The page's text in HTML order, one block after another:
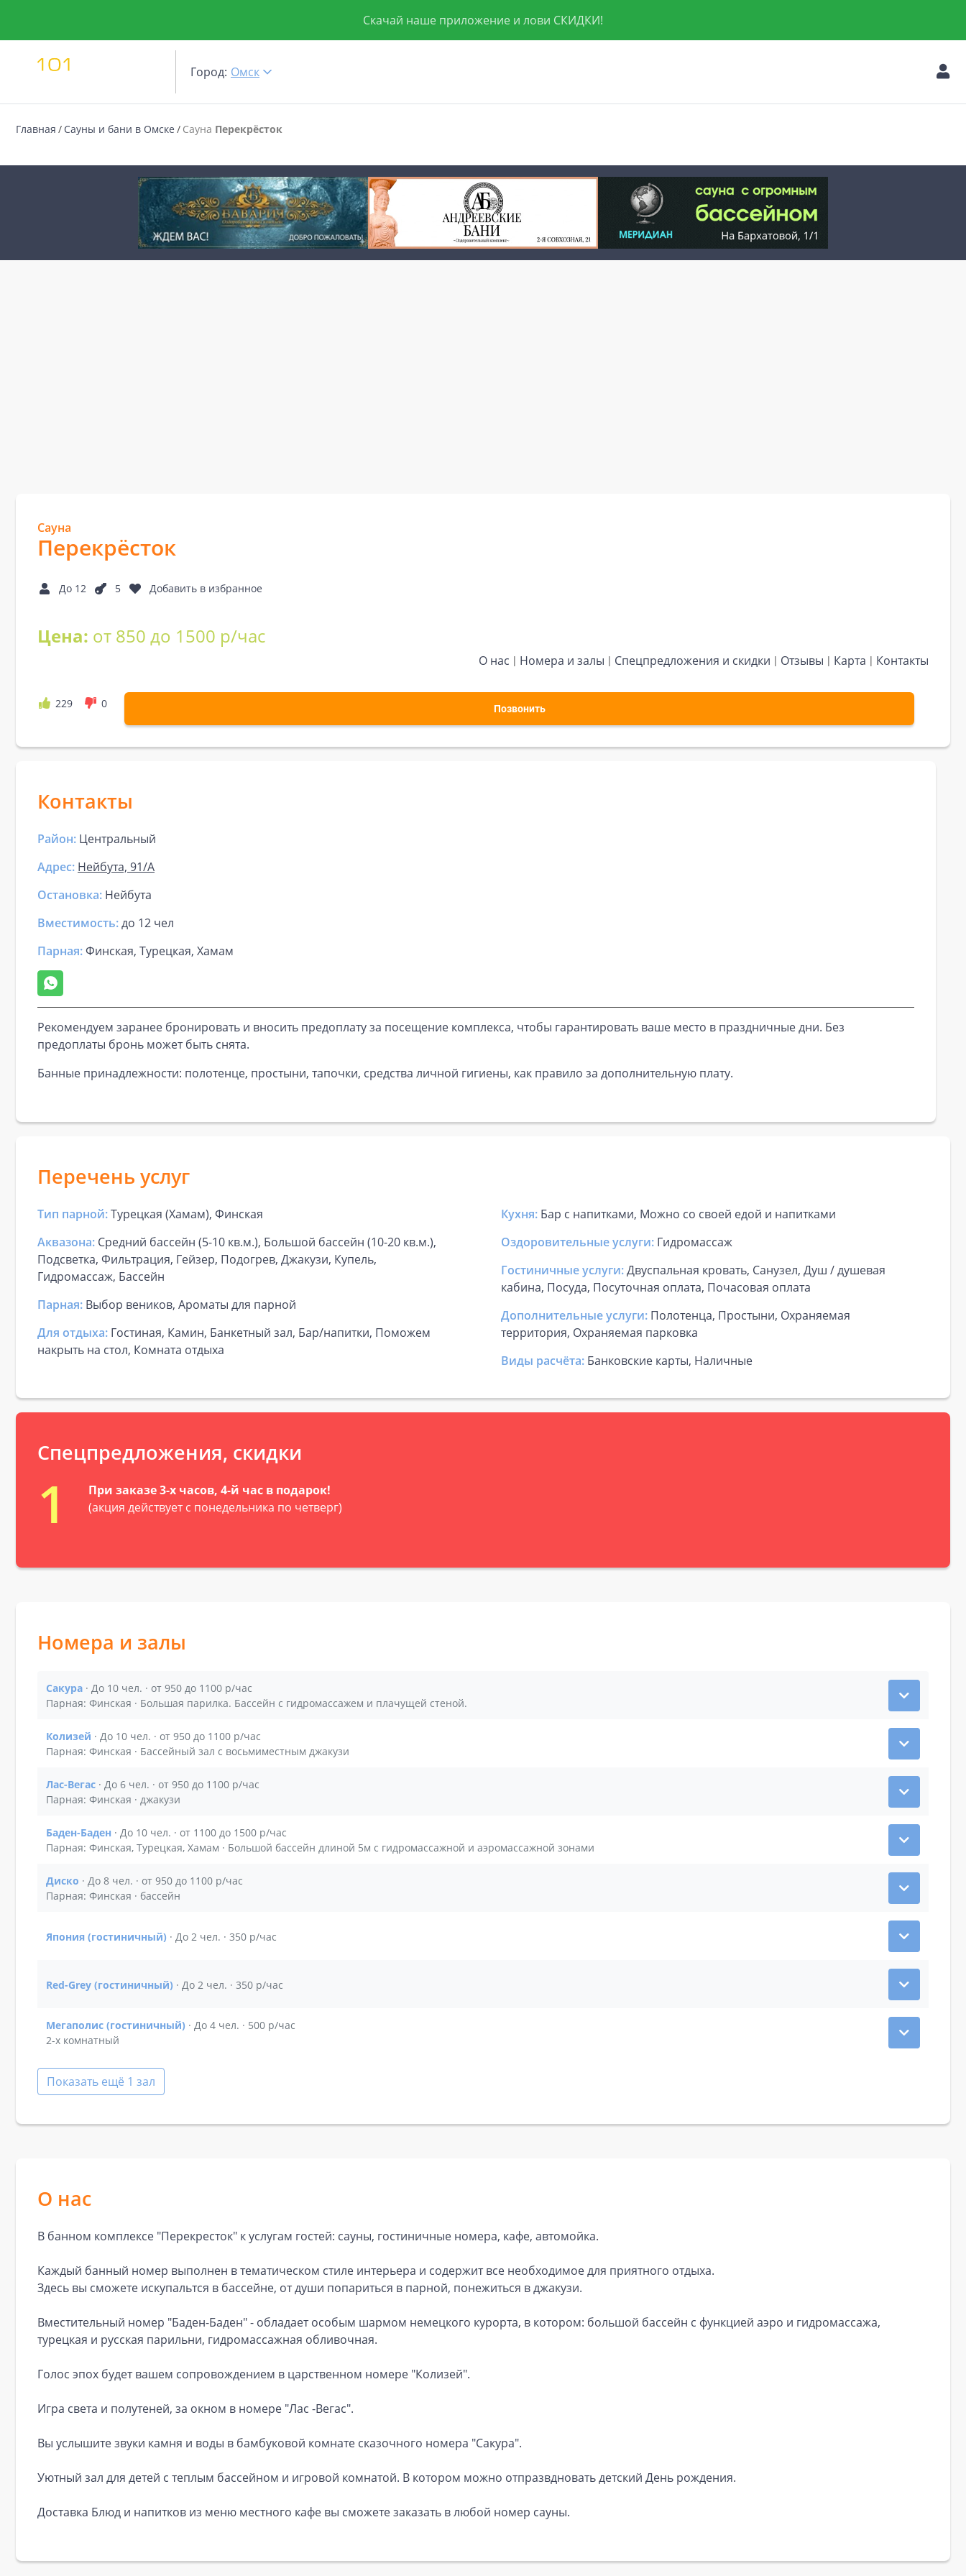
Скачай наше приложение и лови СКИДКИ!
Город: Омск
Главная Сауны и бани в Омске Сауна Перекрёсток
Сауна
Перекрёсток
До 12 5 Добавить в избранное
Цена: от 850 до 1500 р/час
О нас Номера и залы Спецпредложения и скидки Отзывы Карта Контакты
229 0 Позвонить
Контакты
Район: Центральный
Адрес: Нейбута, 91/А
Остановка: Нейбута
Вместимость:до 12 чел
Парная:Финская, Турецкая, Хамам
Рекомендуем заранее бронировать и вносить предоплату за посещение комплекса, чтобы гарантировать ваше место в праздничные дни. Без
предоплаты бронь может быть снята.
Банные принадлежности: полотенце, простыни, тапочки, средства личной гигиены, как правило за дополнительную плату.
Перечень услуг
Тип парной:Турецкая (Хамам), Финская
Аквазона: Средний бассейн (5-10 кв.м.), Большой бассейн (10-20 кв.м.),
Подсветка, Фильтрация, Гейзер, Подогрев, Джакузи, Купель,
Гидромассаж, Бассейн
Парная: Выбор веников, Ароматы для парной
Для отдыха: Гостиная, Камин, Банкетный зал, Бар/напитки, Поможем
накрыть на стол, Комната отдыха
Кухня: Бар с напитками, Можно со своей едой и напитками
Оздоровительные услуги: Гидромассаж
Гостиничные услуги:Двуспальная кровать, Санузел, Душ / душевая
кабина, Посуда, Посуточная оплата, Почасовая оплата
Дополнительные услуги: Полотенца, Простыни, Охраняемая
территория, Охраняемая парковка
Виды расчёта: Банковские карты, Наличные
Спецпредложения, скидки
1
При заказе 3-х часов, 4-й час в подарок!
(акция действует с понедельника по четверг)
Номера и залы
Сакура · До 10 чел. · от 950 до 1100 р/час
Парная: Финская · Большая парилка. Бассейн с гидромассажем и плачущей стеной.
Показать подробности зала Сакура
Колизей · До 10 чел. · от 950 до 1100 р/час
Парная: Финская · Бассейный зал с восьмиместным джакузи
Показать подробности зала Колизей
Лас-Вегас · До 6 чел. · от 950 до 1100 р/час
Парная: Финская · джакузи
Показать подробности зала Лас-Вегас
Баден-Баден · До 10 чел. · от 1100 до 1500 р/час
Парная: Финская, Турецкая, Хамам · Большой бассейн длиной 5м с гидромассажной и аэромассажной зонами
Показать подробности зала Баден-Баден
Диско · До 8 чел. · от 950 до 1100 р/час
Парная: Финская · бассейн
Показать подробности зала Диско
Япония (гостиничный) · До 2 чел. · 350 р/час
Показать подробности зала Япония (гостиничный)
Red-Grey (гостиничный) · До 2 чел. · 350 р/час
Показать подробности зала Red-Grey (гостиничный)
Мегаполис (гостиничный) · До 4 чел. · 500 р/час
2-х комнатный
Показать подробности зала Мегаполис (гостиничный)
Показать ещё 1 зал
О нас
В банном комплексе "Перекресток" к услугам гостей: сауны, гостиничные номера, кафе, автомойка.
Каждый банный номер выполнен в тематическом стиле интерьера и содержит все необходимое для приятного отдыха.
Здесь вы сможете искупальтся в бассейне, от души попариться в парной, понежиться в джакузи.
Вместительный номер "Баден-Баден" - обладает особым шармом немецкого курорта, в котором: большой бассейн с функцией аэро и гидромассажа,
турецкая и русская парильни, гидромассажная обливочная.
Голос эпох будет вашем сопровождением в царственном номере "Колизей".
Игра света и полутеней, за окном в номере "Лас -Вегас".
Вы услышите звуки камня и воды в бамбуковой комнате сказочного номера "Сакура".
Уютный зал для детей с теплым бассейном и игровой комнатой. В котором можно отпразвдновать детский День рождения.
Доставка Блюд и напитков из меню местного кафе вы сможете заказать в любой номер сауны.